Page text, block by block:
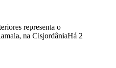
representa o
na CisjordâniaHá 2